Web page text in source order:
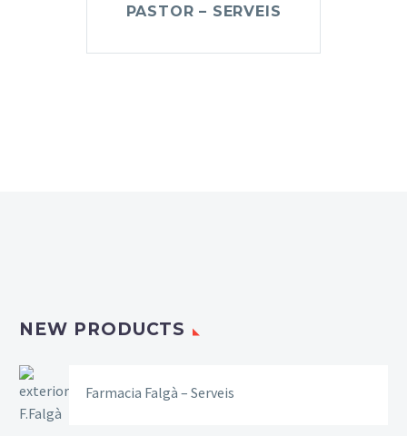
PASTOR – SERVEIS
NEW PRODUCTS
Farmacia Falgà – Serveis